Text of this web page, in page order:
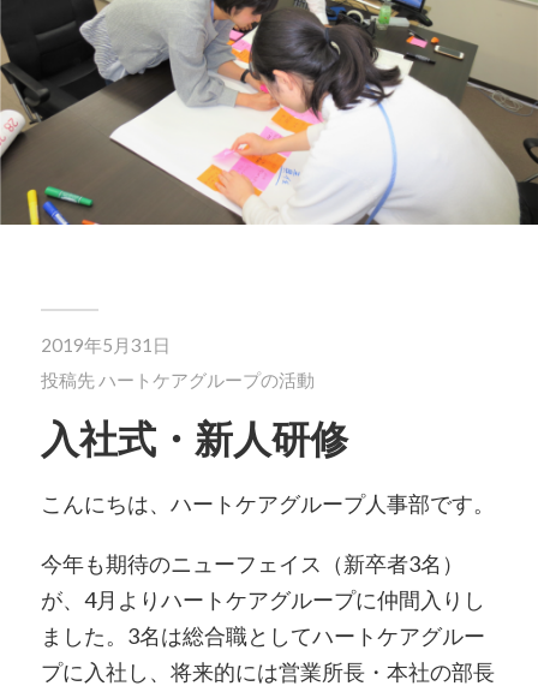
2019年5月31日
投稿先 ハートケアグループの活動
入社式・新人研修
こんにちは、ハートケアグループ人事部です。
今年も期待のニューフェイス（新卒者3名）
が、4月よりハートケアグループに仲間入りし
ました。3名は総合職としてハートケアグルー
プに入社し、将来的には営業所長・本社の部長